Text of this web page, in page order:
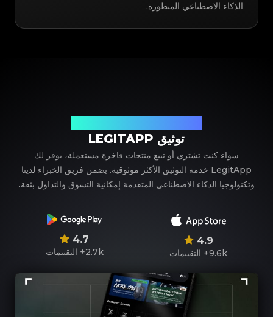
الذكاء الاصطناعي المتطورة.
توثيق LEGITAPP
سواء كنت تشتري أو تبيع منتجات فاخرة مستعملة، يوفر لك
LegitApp خدمة التوثيق الأكثر موثوقية. يضمن فريق الخبراء لدينا
وتكنولوجيا الذكاء الاصطناعي المتقدمة إمكانية التسوق والتداول بثقة.
4.9
9.6k+ التقييمات
4.7
2.7k+ التقييمات